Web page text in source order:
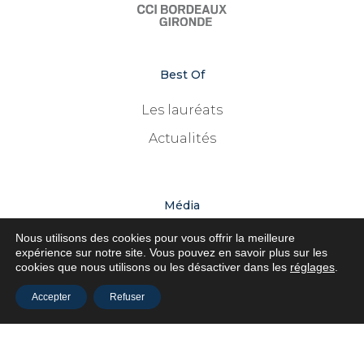
Best Of
Les lauréats
Actualités
Média
Communiqués
Presse
Nous utilisons des cookies pour vous offrir la meilleure
expérience sur notre site. Vous pouvez en savoir plus sur les
cookies que nous utilisons ou les désactiver dans les réglages
Accepter Refuser